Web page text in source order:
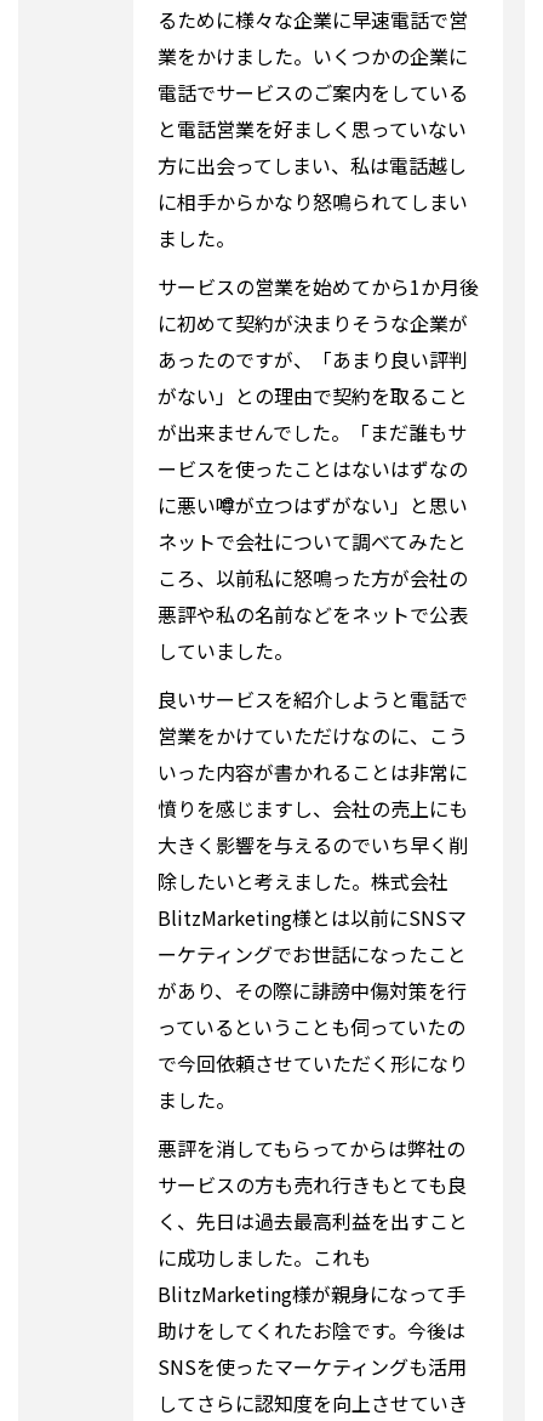
るために様々な企業に早速電話で営
業をかけました。いくつかの企業に
電話でサービスのご案内をしている
と電話営業を好ましく思っていない
方に出会ってしまい、私は電話越し
に相手からかなり怒鳴られてしまい
ました。
サービスの営業を始めてから1か月後
に初めて契約が決まりそうな企業が
あったのですが、「あまり良い評判
がない」との理由で契約を取ること
が出来ませんでした。「まだ誰もサ
ービスを使ったことはないはずなの
に悪い噂が立つはずがない」と思い
ネットで会社について調べてみたと
ころ、以前私に怒鳴った方が会社の
悪評や私の名前などをネットで公表
していました。
良いサービスを紹介しようと電話で
営業をかけていただけなのに、こう
いった内容が書かれることは非常に
憤りを感じますし、会社の売上にも
大きく影響を与えるのでいち早く削
除したいと考えました。株式会社
BlitzMarketing様とは以前にSNSマ
ーケティングでお世話になったこと
があり、その際に誹謗中傷対策を行
っているということも伺っていたの
で今回依頼させていただく形になり
ました。
悪評を消してもらってからは弊社の
サービスの方も売れ行きもとても良
く、先日は過去最高利益を出すこと
に成功しました。これも
BlitzMarketing様が親身になって手
助けをしてくれたお陰です。今後は
SNSを使ったマーケティングも活用
してさらに認知度を向上させていき